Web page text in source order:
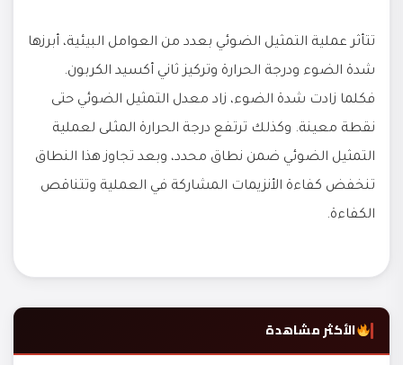
تتأثر عملية التمثيل الضوئي بعدد من العوامل البيئية، أبرزها
شدة الضوء ودرجة الحرارة وتركيز ثاني أكسيد الكربون.
فكلما زادت شدة الضوء، زاد معدل التمثيل الضوئي حتى
نقطة معينة. وكذلك ترتفع درجة الحرارة المثلى لعملية
التمثيل الضوئي ضمن نطاق محدد، وبعد تجاوز هذا النطاق
تنخفض كفاءة الأنزيمات المشاركة في العملية وتتناقص
الكفاءة.
الأكثر مشاهدة